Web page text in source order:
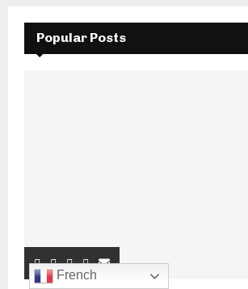
Popular Posts
French